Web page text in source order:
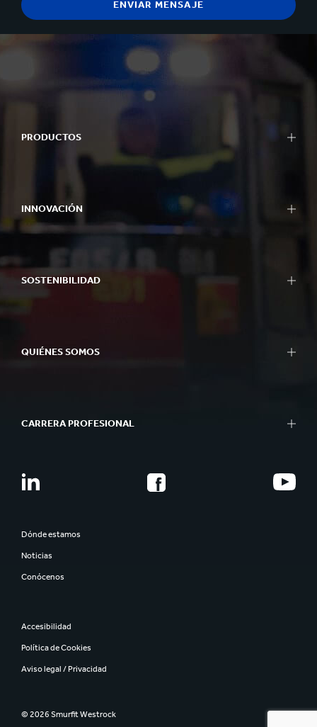
PRODUCTOS
INNOVACIÓN
SOSTENIBILIDAD
QUIÉNES SOMOS
CARRERA PROFESIONAL
Dónde estamos
Noticias
Conócenos
Accesibilidad
Política de Cookies
Aviso legal / Privacidad
© 2026 Smurfit Westrock